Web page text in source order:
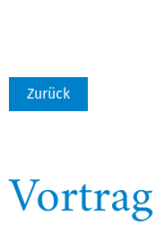
Zurück